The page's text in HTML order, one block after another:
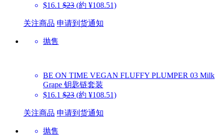
$16.1 $23 (約 ¥108.51)
关注商品 申请到货通知
抛售
BE ON TIME VEGAN FLUFFY PLUMPER 03 Milk
Grape 钥匙链套装
$16.1 $23 (約 ¥108.51)
关注商品 申请到货通知
抛售